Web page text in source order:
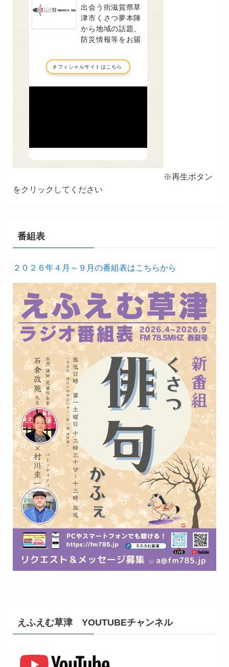
※再生ボタン
をクリックしてください
番組表
２０２６年４月～９月の番組表はこちらから
えふえむ草津 YOUTUBEチャンネル